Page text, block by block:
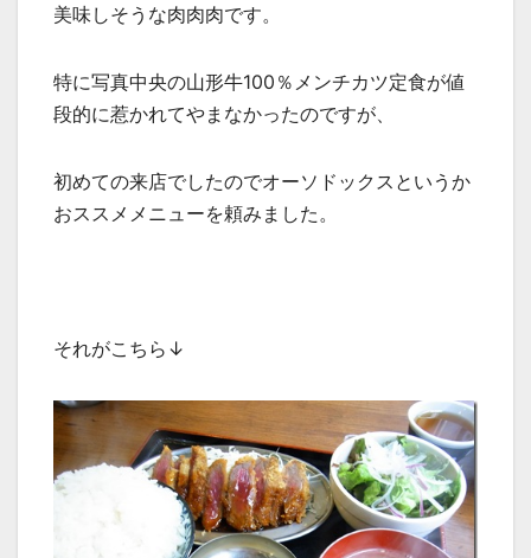
美味しそうな肉肉肉です。
特に写真中央の山形牛100％メンチカツ定食が値
段的に惹かれてやまなかったのですが、
初めての来店でしたのでオーソドックスというか
おススメメニューを頼みました。
それがこちら↓